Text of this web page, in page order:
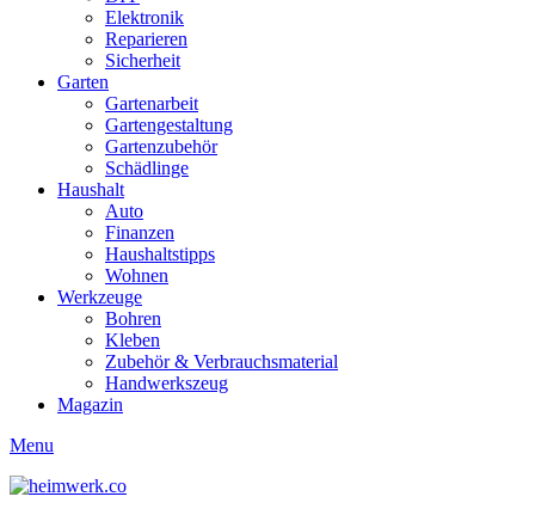
Elektronik
Reparieren
Sicherheit
Garten
Gartenarbeit
Gartengestaltung
Gartenzubehör
Schädlinge
Haushalt
Auto
Finanzen
Haushaltstipps
Wohnen
Werkzeuge
Bohren
Kleben
Zubehör & Verbrauchsmaterial
Handwerkszeug
Magazin
Menu